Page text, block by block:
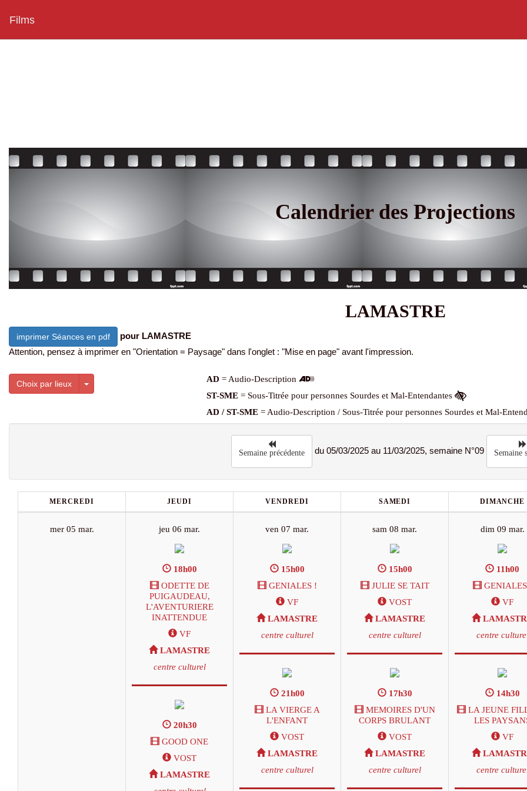
Films
Calendrier des Projections
LAMASTRE
imprimer Séances en pdf
pour LAMASTRE
Attention, pensez à imprimer en "Orientation = Paysage" dans l'onglet : "Mise en page" avant l'impression.
Choix par lieux Toggle Dropdown AD = Audio-Description
ST-SME = Sous-Titrée pour personnes Sourdes et Mal-Entendantes
AD / ST-SME = Audio-Description / Sous-Titrée pour personnes Sourdes et Mal-
Semaine précédente du 05/03/2025 au 11/03/2025, semaine N°09 Semaine
MERCREDI JEUDI VENDREDI SAMEDI DIMANCHE
mer 05 mar. jeu 06 mar.
18h00
ODETTE DE
PUIGAUDEAU,
L'AVENTURIERE
INATTENDUE
VF
LAMASTRE
centre culturel
20h30
GOOD ONE
VOST
LAMASTRE
ven 07 mar.
15h00
GENIALES !
VF
LAMASTRE
centre culturel
21h00
LA VIERGE A
L'ENFANT
VOST
LAMASTRE
centre culturel
sam 08 mar.
15h00
JULIE SE TAIT
VOST
LAMASTRE
centre culturel
17h30
MEMOIRES D'UN
CORPS BRULANT
VOST
LAMASTRE
centre culturel
dim 09 mar.
11h00
VF
centre
14h30
LA JEUNE
LES
VF
centre